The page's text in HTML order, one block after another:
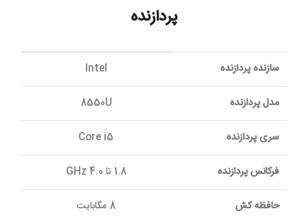
پردازنده
سازنده پردازنده Intel
مدل پردازنده 8550U
سری پردازنده Core i5
فرکانس پردازنده 1.8 تا 4.0 GHz
حافظه کش 8 مگابایت